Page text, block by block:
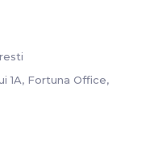
1A, Fortuna Office,